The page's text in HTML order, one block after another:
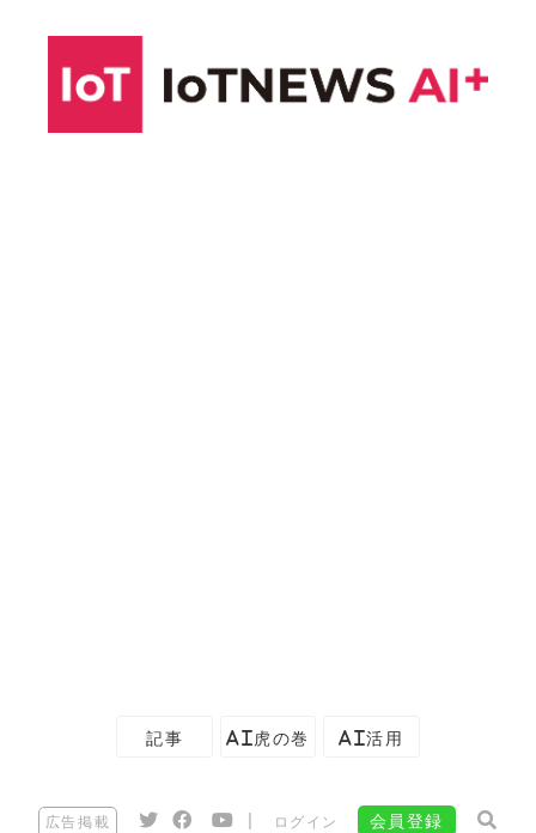
記事 AI虎の巻 AI活用
広告掲載 ログイン 会員登録